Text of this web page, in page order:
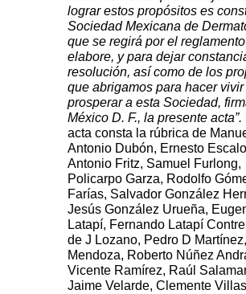
lograr estos propósitos es
Sociedad Mexicana de
que se regirá por el
elabore, y para dejar
resolución, así como de los
que abrigamos para hacer vivir
prosperar a esta Sociedad,
México D. F., la presente acta”.
acta consta la rúbrica de
Antonio Dubón, Ernesto
Antonio Fritz, Samuel Furlong,
Policarpo Garza, Rodolfo
Farías, Salvador González
Jesús González Urueña,
Latapí, Fernando Latapí
de J Lozano, Pedro D
Mendoza, Roberto Núñez
Vicente Ramírez, Raúl
Jaime Velarde, Clemente